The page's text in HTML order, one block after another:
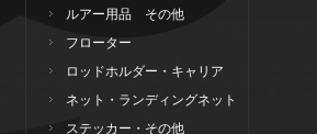
ルアー用品 その他
フローター
ロッドホルダー・キャリア
ネット・ランディングネット
ステッカー・その他